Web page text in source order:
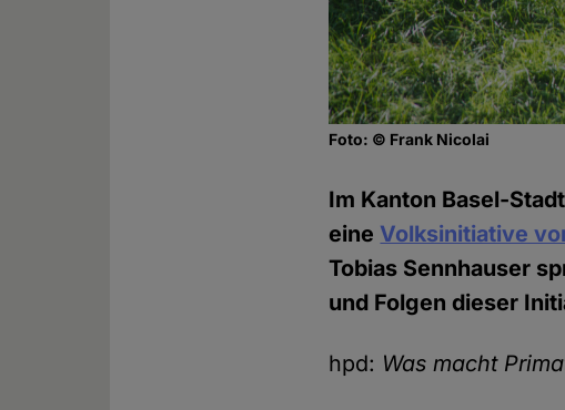
Foto: © Frank Nicolai
Im Kanton Basel-
eine Volksinitiative
Tobias Sennhauser
und Folgen dieser
hpd: Was macht